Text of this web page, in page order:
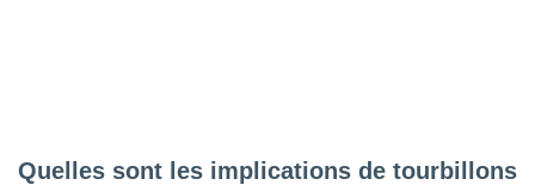
vous
Quelles sont les implications de tourbillons